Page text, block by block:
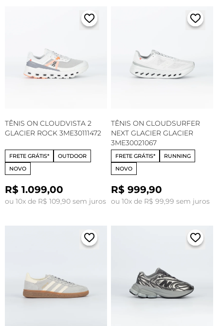
TÊNIS ON CLOUDVISTA 2
GLACIER ROCK 3ME30111472
FRETE GRÁTIS*
OUTDOOR
NOVO
R$ 1.099,00
ou 10x de R$ 109,90 sem juros
TÊNIS ON CLOUDSURFER
NEXT GLACIER GLACIER
3ME30021067
FRETE GRÁTIS*
RUNNING
NOVO
R$ 999,90
ou 10x de R$ 99,99 sem juros